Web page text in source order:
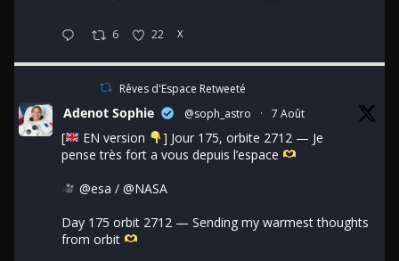
6 22 X
Rêves d'Espace Retweeté
Adenot Sophie @soph_astro · 7 Août
[ EN version
] Jour 175, orbite 2712 — Je
pense très fort a vous depuis l’espace
@esa / @NASA
Day 175 orbit 2712 — Sending my warmest thoughts
from orbit